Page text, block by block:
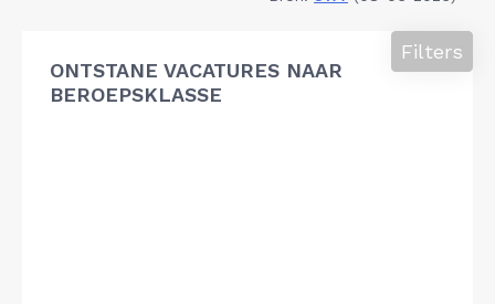
ONTSTANE VACATURES NAAR
BEROEPSKLASSE
Filters